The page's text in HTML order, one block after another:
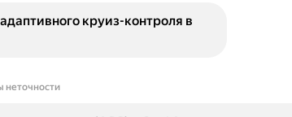
круиз-контроля в
неточности